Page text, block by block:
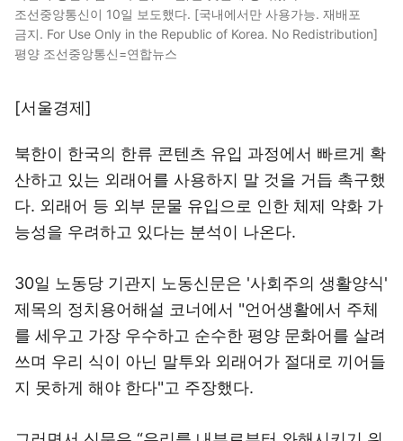
조선중앙통신이 10일 보도했다. [국내에서만 사용가능. 재배포
금지. For Use Only in the Republic of Korea. No Redistribution]
평양 조선중앙통신=연합뉴스
[서울경제]
북한이 한국의 한류 콘텐츠 유입 과정에서 빠르게 확
산하고 있는 외래어를 사용하지 말 것을 거듭 촉구했
다. 외래어 등 외부 문물 유입으로 인한 체제 약화 가
능성을 우려하고 있다는 분석이 나온다.
30일 노동당 기관지 노동신문은 '사회주의 생활양식'
제목의 정치용어해설 코너에서 "언어생활에서 주체
를 세우고 가장 우수하고 순수한 평양 문화어를 살려
쓰며 우리 식이 아닌 말투와 외래어가 절대로 끼어들
지 못하게 해야 한다"고 주장했다.